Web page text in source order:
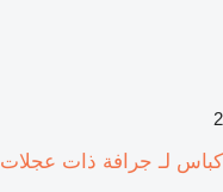
2
كباس لـ جرافة ذات عجلات New Holland W 110 B